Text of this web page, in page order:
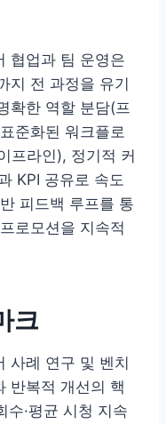
협업과 팀 운영은
지 전 과정을 유기
확한 역할 분담(프
준화된 워크플로
프라인), 정기적 커
KPI 공유로 속도
피드백 루프를 통
로모션을 지속적
크
사례 연구 및 벤치
반복적 개선의 핵
수·평균 시청 지속